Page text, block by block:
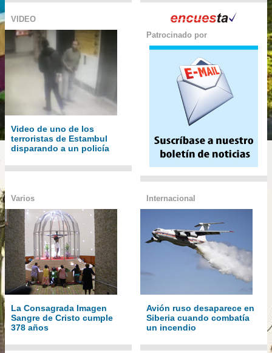
VIDEO
Video de uno de los
terroristas de Estambul
disparando a un policía
Patrocinado por
Varios
La Consagrada Imagen
Sangre de Cristo cumple
378 años
Internacional
Avión ruso desaparece en
Siberia cuando combatía
un incendio